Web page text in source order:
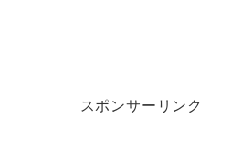
スポンサーリンク